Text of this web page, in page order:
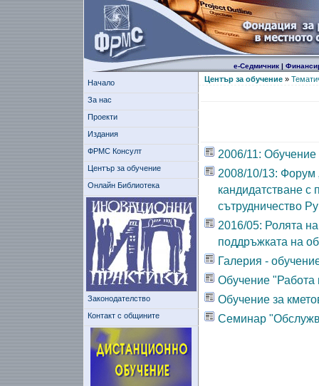
е-Седмичник|
Начало
За нас
Проекти
Издания
ФРМС Консулт
Център за обучение
Онлайн Библиотека
Законодателство
Контакт с общините
Център за обучение»
2006/11: Обучение
2008/10/13: Форум
кандидатстване с
сътрудничество
2016/05: Ролята
поддръжката на
Галерия -
Обучение "Работа
Обучение за
Семинар